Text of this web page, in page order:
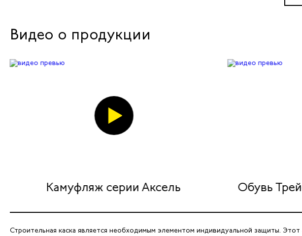
Видео о продукции
Камуфляж серии Аксель Обувь
Строительная каска является необходимым элементом индивидуальной защиты. Этот